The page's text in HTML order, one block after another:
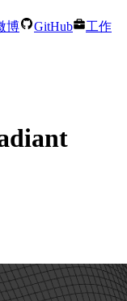
博 GitHub
工作